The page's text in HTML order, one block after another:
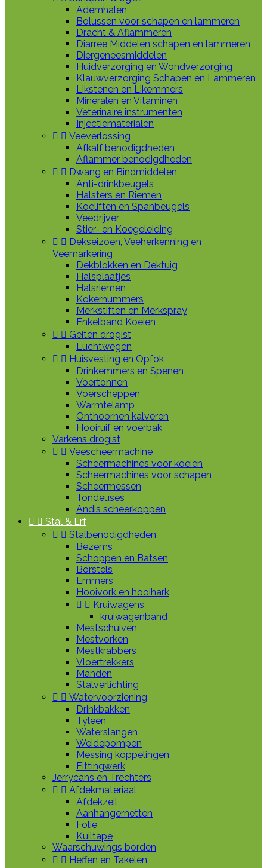
Ademhalen
Bolussen voor schapen en lammeren
Dracht & Aflammeren
Diarree Middelen schapen en lammeren
Diergeneesmiddelen
Huidverzorging en Wondverzorging
Klauwverzorging Schapen en Lammeren
Likstenen en Likemmers
Mineralen en Vitaminen
Veterinaire instrumenten
Injectiematerialen
  Veeverlossing
Afkalf benodigdheden
Aflammer benodigdheden
  Dwang en Bindmiddelen
Anti-drinkbeugels
Halsters en Riemen
Koeliften en Spanbeugels
Veedrijver
Stier- en Koegeleiding
  Dekseizoen, Veeherkenning en
Veemarkering
Dekblokken en Dektuig
Halsplaatjes
Halsriemen
Kokernummers
Merkstiften en Merkspray
Enkelband Koeien
  Geiten drogist
Luchtwegen
  Huisvesting en Opfok
Drinkemmers en Spenen
Voertonnen
Voerscheppen
Warmtelamp
Onthoornen kalveren
Hooiruif en voerbak
Varkens drogist
  Veescheermachine
Scheermachines voor koeien
Scheermachines voor schapen
Scheermessen
Tondeuses
Andis scheerkoppen
  Stal & Erf
  Stalbenodigdheden
Bezems
Schoppen en Batsen
Borstels
Emmers
Hooivork en hooihark
  Kruiwagens
kruiwagenband
Mestschuiven
Mestvorken
Mestkrabbers
Vloertrekkers
Manden
Stalverlichting
  Watervoorziening
Drinkbakken
Tyleen
Waterslangen
Weidepompen
Messing koppelingen
Fittingwerk
Jerrycans en Trechters
  Afdekmateriaal
Afdekzeil
Aanhangernetten
Folie
Kuiltape
Waarschuwings borden
  Heffen en Takelen